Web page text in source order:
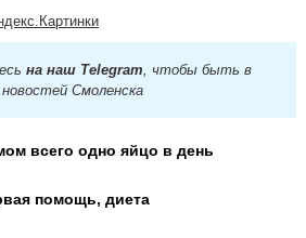
на наш Telegram, чтобы быть в
Смоленска
всего одно яйцо в день
помощь, диета